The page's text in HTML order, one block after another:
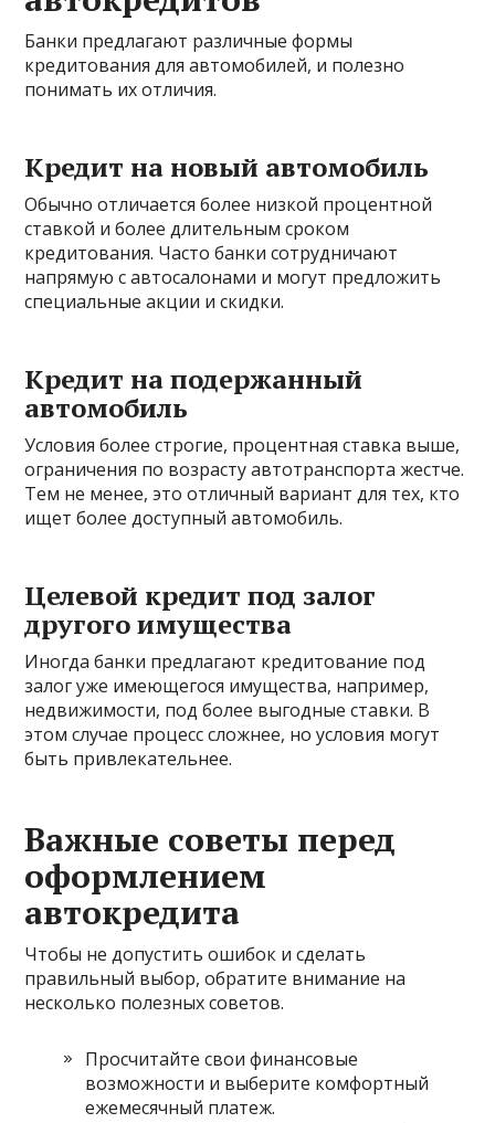
Банки предлагают различные формы
кредитования для автомобилей, и полезно
понимать их отличия.
Кредит на новый автомобиль
Обычно отличается более низкой процентной
ставкой и более длительным сроком
кредитования. Часто банки сотрудничают
напрямую с автосалонами и могут предложить
специальные акции и скидки.
Кредит на подержанный
автомобиль
Условия более строгие, процентная ставка выше,
ограничения по возрасту автотранспорта жестче.
Тем не менее, это отличный вариант для тех, кто
ищет более доступный автомобиль.
Целевой кредит под залог
другого имущества
Иногда банки предлагают кредитование под
залог уже имеющегося имущества, например,
недвижимости, под более выгодные ставки. В
этом случае процесс сложнее, но условия могут
быть привлекательнее.
Важные советы перед
оформлением
автокредита
Чтобы не допустить ошибок и сделать
правильный выбор, обратите внимание на
несколько полезных советов.
Просчитайте свои финансовые
возможности и выберите комфортный
ежемесячный платеж.